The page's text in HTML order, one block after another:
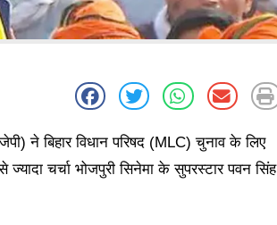
ने बिहार विधान परिषद (MLC) चुनाव के लिए
चर्चा भोजपुरी सिनेमा के सुपरस्टार पवन सिंह